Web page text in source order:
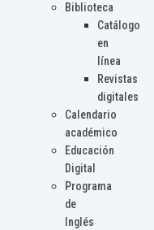
Biblioteca
Catálogo
en
línea
Revistas
digitales
Calendario
académico
Educación
Digital
Programa
de
Inglés